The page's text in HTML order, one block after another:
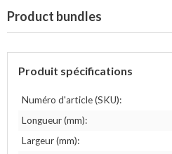
Product bundles
Produit spécifications
Numéro d'article (SKU):
Longueur (mm):
Largeur (mm):